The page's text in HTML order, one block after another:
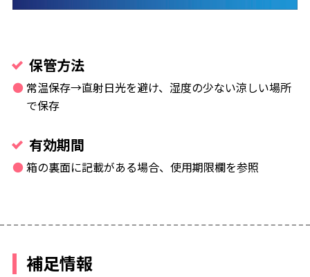
保管方法
常温保存→直射日光を避け、湿度の少ない涼しい場所
で保存
有効期間
箱の裏面に記載がある場合、使用期限欄を参照
補足情報